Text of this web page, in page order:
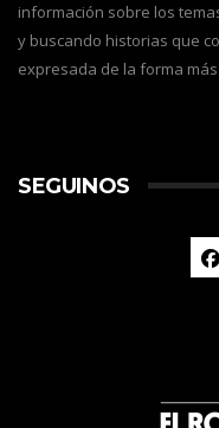
información sobre los
y buscando historias que
expresada de la forma
SEGUINOS